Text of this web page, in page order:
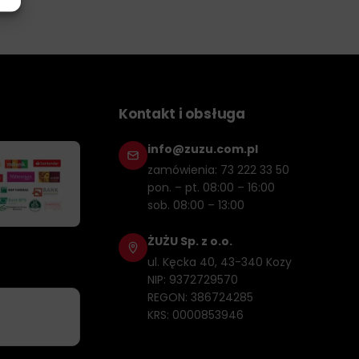
Kontakt i obsługa
info@zuzu.com.pl
zamówienia: 73 222 33 50
pon. – pt. 08:00 – 16:00
sob. 08:00 – 13:00
ŻUŻU Sp. z o.o.
ul. Kęcka 40, 43-340 Kozy
NIP: 9372729570
REGON: 386724285
KRS: 0000853946